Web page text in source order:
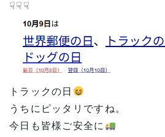
☟☟☟
トラックの日
うちにピッタリですね。
今日も皆様ご安全に